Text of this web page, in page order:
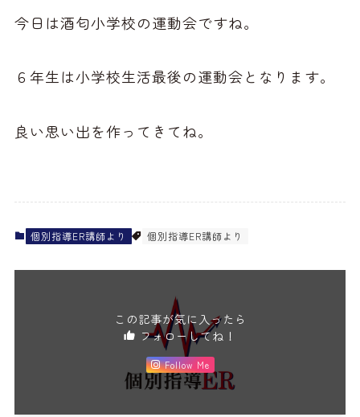
今日は酒匂小学校の運動会ですね。
６年生は小学校生活最後の運動会となります。
良い思い出を作ってきてね。
個別指導ER講師より 個別指導ER講師より
この記事が気に入ったら
フォローしてね！
Follow Me